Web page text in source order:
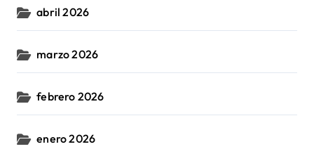
abril 2026
marzo 2026
febrero 2026
enero 2026